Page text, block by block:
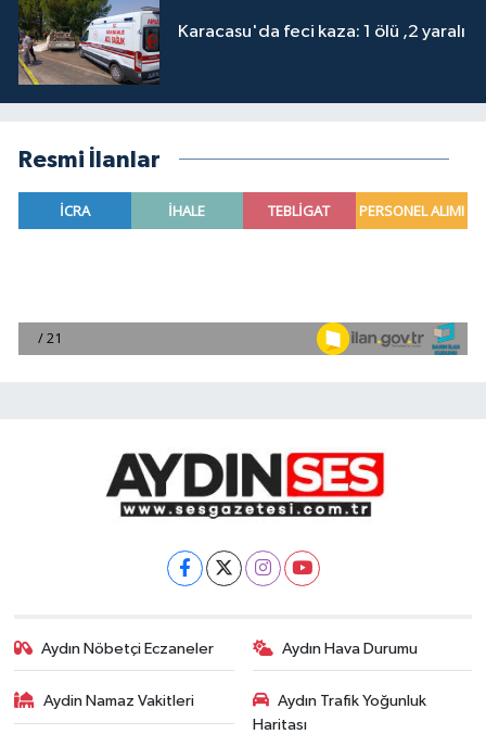
Karacasu'da feci kaza: 1 ölü ,2 yaralı
Resmi İlanlar
Aydın Nöbetçi Eczaneler Aydın Hava Durumu
Aydin Namaz Vakitleri
Aydın Trafik Yoğunluk
Haritası